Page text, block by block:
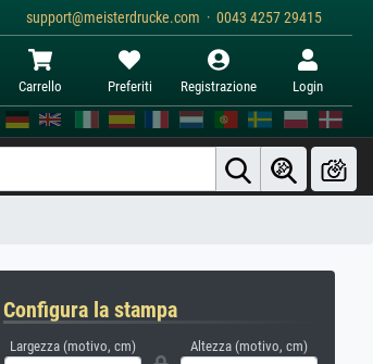
support@meisterdrucke.com · 0043 4257 29415
Carrello Preferiti Registrazione Login
Configura la stampa
Largezza (motivo, cm) Altezza (motivo, cm)